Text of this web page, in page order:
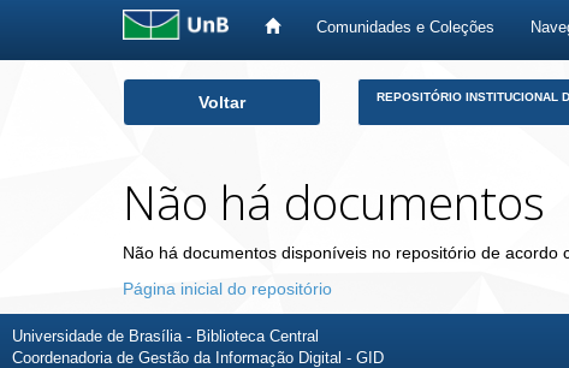
Comunidades e Coleções
Voltar REPOSITÓRIO INSTITUCIONAL
Não há documentos
Não há documentos disponíveis no repositório de acordo
Página inicial do repositório
Universidade de Brasília - Biblioteca Central
Coordenadoria de Gestão da Informação Digital - GID